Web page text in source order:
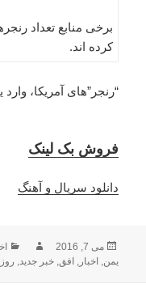
برخی منابع تعداد
کرده اند.
“رنجر”های آمریکا،
فروش بک لینک
دانلود سریال و آهنگ
ارسال
شده
می 7, 2016 نویسنده
یمن, اخبار, افق,خبر جدید,